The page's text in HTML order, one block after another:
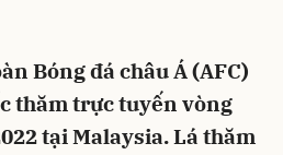
Bóng đá châu Á (AFC)
thăm trực tuyến vòng
tại Malaysia. Lá thăm